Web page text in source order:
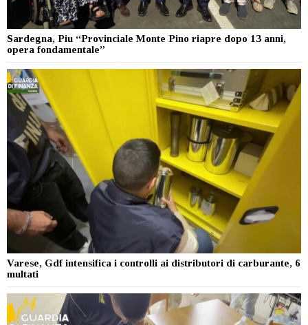
Sardegna, Piu “Provinciale Monte Pino riapre dopo 13 anni,
opera fondamentale”
Varese, Gdf intensifica i controlli ai distributori di carburante, 6
multati